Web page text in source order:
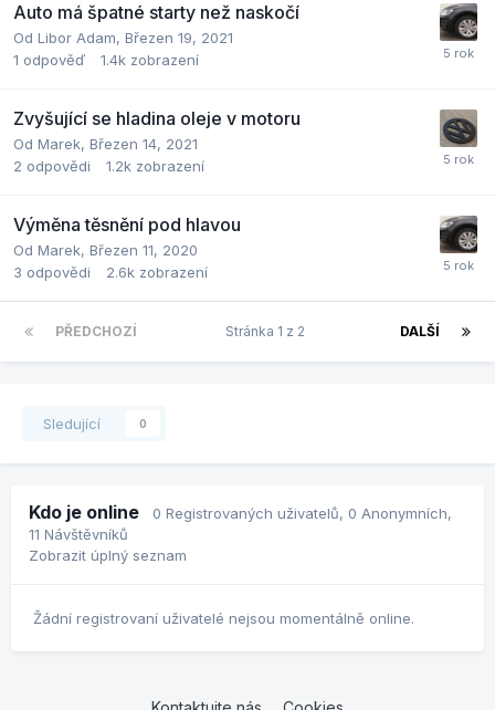
Auto má špatné starty než naskočí
Od Libor Adam, Březen 19, 2021
1 odpověď 1.4k zobrazení
Zvyšující se hladina oleje v motoru
Od Marek, Březen 14, 2021
2 odpovědi 1.2k zobrazení
Výměna těsnění pod hlavou
Od Marek, Březen 11, 2020
3 odpovědi 2.6k zobrazení
PŘEDCHOZÍ DALŠÍ
Stránka 1 z 2
Sledující 0
Kdo je online 0 Registrovaných uživatelů, 0 Anonymních,
11 Návštěvníků
Zobrazit úplný seznam
Žádní registrovaní uživatelé nejsou momentálně online.